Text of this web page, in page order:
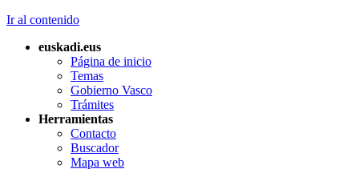
Ir al contenido
euskadi.eus
Página de inicio
Temas
Gobierno Vasco
Trámites
Herramientas
Contacto
Buscador
Mapa web
Artículo 34
Ordenanzas locales
reguladoras del
servicio de
abastecimiento.
Artículo 35
Ordenanzas locales
reguladoras del
servicio de
saneamiento y
depuración.
Artículo 36– Régimen